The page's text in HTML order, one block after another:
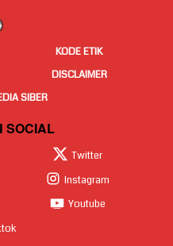
KODE ETIK
DISCLAIMER
SIBER
SOCIAL
Twitter
Instagram
Youtube